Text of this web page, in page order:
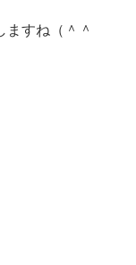
ますね（＾＾